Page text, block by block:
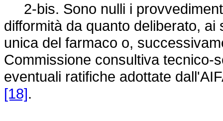
2-bis. Sono nulli i
difformità da quanto deliberato,
unica del farmaco o,
Commissione consultiva tecnico-
eventuali ratifiche adottate
[18].